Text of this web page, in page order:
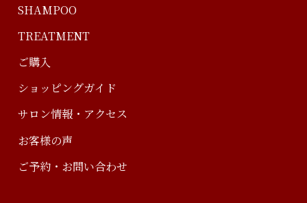
SHAMPOO
TREATMENT
ご購入
ショッピングガイド
サロン情報・アクセス
お客様の声
ご予約・お問い合わせ